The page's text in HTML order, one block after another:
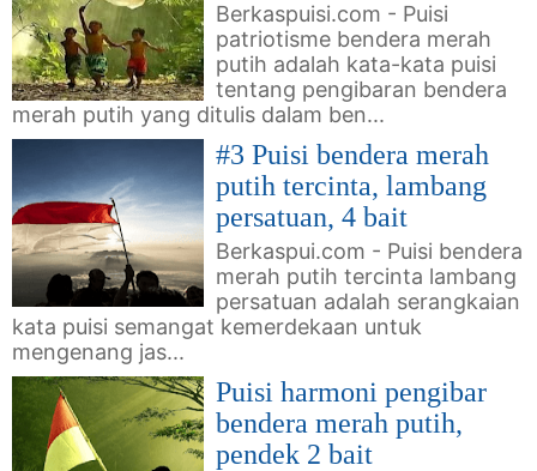
Berkaspuisi.com - Puisi
patriotisme bendera merah
putih adalah kata-kata puisi
tentang pengibaran bendera
merah putih yang ditulis dalam ben...
#3 Puisi bendera merah
putih tercinta, lambang
persatuan, 4 bait
Berkaspui.com - Puisi bendera
merah putih tercinta lambang
persatuan adalah serangkaian
kata puisi semangat kemerdekaan untuk
mengenang jas...
Puisi harmoni pengibar
bendera merah putih,
pendek 2 bait